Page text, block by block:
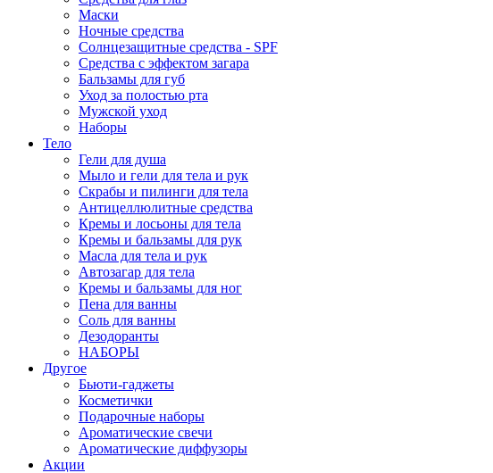
Маски
Ночные средства
Солнцезащитные средства - SPF
Средства c эффектом загара
Бальзамы для губ
Уход за полостью рта
Мужской уход
Наборы
Тело
Гели для душа
Мыло и гели для тела и рук
Скрабы и пилинги для тела
Антицеллюлитные средства
Кремы и лосьоны для тела
Кремы и бальзамы для рук
Масла для тела и рук
Автозагар для тела
Кремы и бальзамы для ног
Пена для ванны
Соль для ванны
Дезодоранты
НАБОРЫ
Другое
Бьюти-гаджеты
Косметички
Подарочные наборы
Ароматические свечи
Ароматические диффузоры
Акции